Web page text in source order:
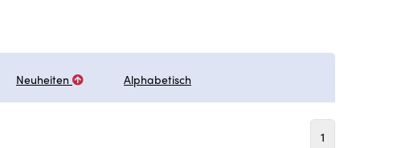
Neuheiten Alphabetisch
1